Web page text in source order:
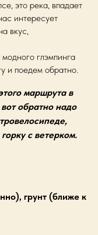
это река, впадает
интересует
вкус,
глэмпинга
и поедем обратно.
маршрута в
обратно надо
с ветерком.
грунт (ближе к